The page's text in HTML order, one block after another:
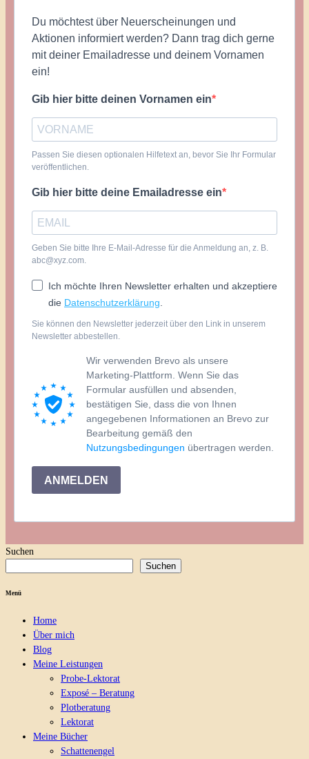
Du möchtest über Neuerscheinungen und
Aktionen informiert werden? Dann trag dich gerne
mit deiner Emailadresse und deinem Vornamen
ein!
Gib hier bitte deinen Vornamen ein
Passen Sie diesen optionalen Hilfetext an, bevor Sie Ihr Formular
veröffentlichen.
Gib hier bitte deine Emailadresse ein
Geben Sie bitte Ihre E-Mail-Adresse für die Anmeldung an, z. B.
abc@xyz.com.
Ich möchte Ihren Newsletter erhalten und akzeptiere
die Datenschutzerklärung.
Sie können den Newsletter jederzeit über den Link in unserem
Newsletter abbestellen.
Wir verwenden Brevo als unsere
Marketing-Plattform. Wenn Sie das
Formular ausfüllen und absenden,
bestätigen Sie, dass die von Ihnen
angegebenen Informationen an Brevo zur
Bearbeitung gemäß den
Nutzungsbedingungen übertragen werden.
ANMELDEN
Suchen
Suchen
Menü
Home
Über mich
Blog
Meine Leistungen
Probe-Lektorat
Exposé – Beratung
Plotberatung
Lektorat
Meine Bücher
Schattenengel